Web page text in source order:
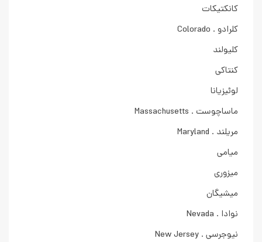
کانکتیکات
کلرادو . Colorado
کلیولند
کنتاکی
لوئیزیانا
ماساچوست . Massachusetts
مریلند . Maryland
میامی
میزوری
میشیگان
نوادا . Nevada
نیوجرسی . New Jersey